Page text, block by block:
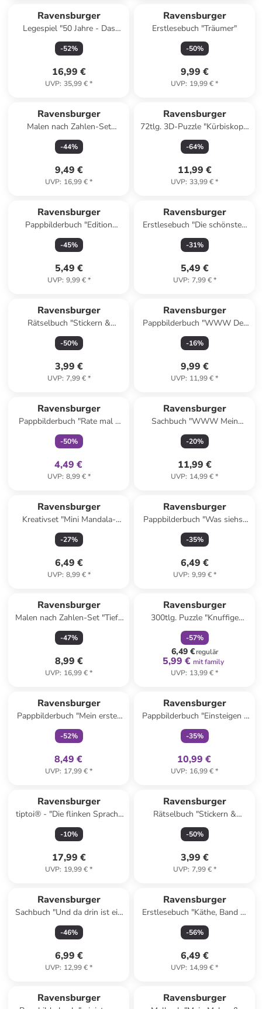
Ravensburger
Legespiel "50 Jahre - Das
Labyrinth der Meister" - ab 8
Jahren
-52%
16,99 €
UVP: 35,99 €*
Ravensburger
Erstlesebuch "Träumer"
-50%
9,99 €
UVP: 19,99 €*
Ravensburger
Malen nach Zahlen-Set
"Einhornmagie" - ab 11 Jahren
-44%
9,49 €
UVP: 16,99 €*
Ravensburger
72tlg. 3D-Puzzle "Kürbiskopf"
- ab 6 Jahren
-64%
11,99 €
UVP: 33,99 €*
Ravensburger
Pappbilderbuch "Edition
Piepmatz: Welches Tier ist
anders hierÂ"
-45%
5,49 €
UVP: 9,99 €*
Ravensburger
Erstlesebuch "Die schönsten
Weltraumgeschichten"
-31%
5,49 €
UVP: 7,99 €*
Ravensburger
Rätselbuch "Stickern &
Rätseln: Roboter"
-50%
3,99 €
UVP: 7,99 €*
Ravensburger
Pappbilderbuch "WWW Der
Lastwagen"
-16%
9,99 €
UVP: 11,99 €*
Ravensburger
Pappbilderbuch "Rate mal -
Wer wohnt auf dem
Bauernhof?"
-50%
4,49 €
UVP: 8,99 €*
Ravensburger
Sachbuch "WWW Mein
junior-Lexikon: Meine Welt"
-20%
11,99 €
UVP: 14,99 €*
Ravensburger
Kreativset "Mini Mandala-
Designer" - ab 6 Jahren
-27%
6,49 €
UVP: 8,99 €*
Ravensburger
Pappbilderbuch "Was siehst
du? Klapp auf, klapp zu! Mein
Bauernhof"
-35%
6,49 €
UVP: 9,99 €*
Ravensburger
Malen nach Zahlen-Set "Tiefe
Freundschaft" - ab 7 Jahren
-47%
8,99 €
UVP: 16,99 €*
Ravensburger
300tlg. Puzzle "Knuffige
Einhorn-Hunde" - ab 9 Jahren
-57%
6,49 €regulär
5,99 € mit family
UVP: 13,99 €*
Ravensburger
Pappbilderbuch "Mein erstes
Mäuschen-Farbenbuch"
-52%
8,49 €
UVP: 17,99 €*
Ravensburger
Pappbilderbuch "Einsteigen -
Losfahren" - ab 2 Jahren
-35%
10,99 €
UVP: 16,99 €*
Ravensburger
tiptoi® - "Die flinken Sprach-
Hörnchen" - ab 3 Jahren
-10%
17,99 €
UVP: 19,99 €*
Ravensburger
Rätselbuch "Stickern &
Rätseln - Dinosaurier"
-50%
3,99 €
UVP: 7,99 €*
Ravensburger
Sachbuch "Und da drin ist ein
Baby? Antworten für
neugierige Geschwister"
-46%
6,99 €
UVP: 12,99 €*
Ravensburger
Erstlesebuch "Käthe, Band 3:
Land in Sicht!"
-56%
6,49 €
UVP: 14,99 €*
Ravensburger Ravensburger